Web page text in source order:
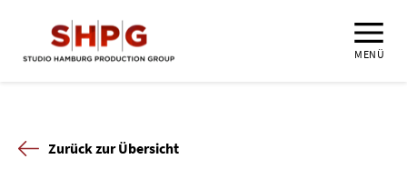
MENÜ
Zurück zur Übersicht